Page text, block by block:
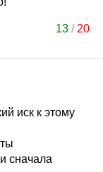
13/ 20
иск к этому
сначала